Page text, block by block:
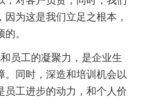
为这是我们立足之根本，
。
工的凝聚力，是企业生
。同时，深造和培训机会以
员工进步的动力，和个人价